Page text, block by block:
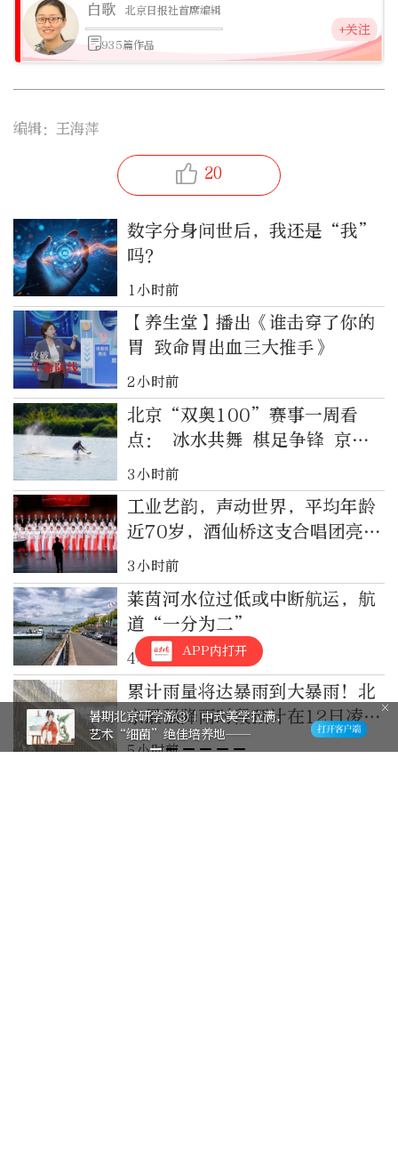
白歌 北京日报社首席编辑
935篇作品
+关注
编辑：王海萍
20
数字分身问世后，我还是“我”
吗？
1小时前
【养生堂】播出《谁击穿了你的
胃 致命胃出血三大推手》
2小时前
北京“双奥100”赛事一周看
点： 冰水共舞 棋足争锋 京城
赛场热度不减
3小时前
工业艺韵，声动世界，平均年龄
近70岁，酒仙桥这支合唱团亮相
国际合唱节
3小时前
莱茵河水位过低或中断航运，航
道“一分为二”
4小时前
累计雨量将达暴雨到大暴雨！北
京最强降雨时段预计在12日凌晨
至夜间
5小时前
APP内打开
暑期北京研学游②｜名为“好奇心”
的种子，在这些科普基地种下——